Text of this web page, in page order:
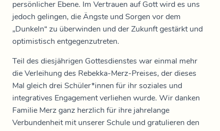
persönlicher Ebene. Im Vertrauen auf Gott wird es uns
jedoch gelingen, die Ängste und Sorgen vor dem
„Dunkeln“ zu überwinden und der Zukunft gestärkt und
optimistisch entgegenzutreten.
Teil des diesjährigen Gottesdienstes war einmal mehr
die Verleihung des Rebekka-Merz-Preises, der dieses
Mal gleich drei Schüler*innen für ihr soziales und
integratives Engagement verliehen wurde. Wir danken
Familie Merz ganz herzlich für ihre jahrelange
Verbundenheit mit unserer Schule und gratulieren den